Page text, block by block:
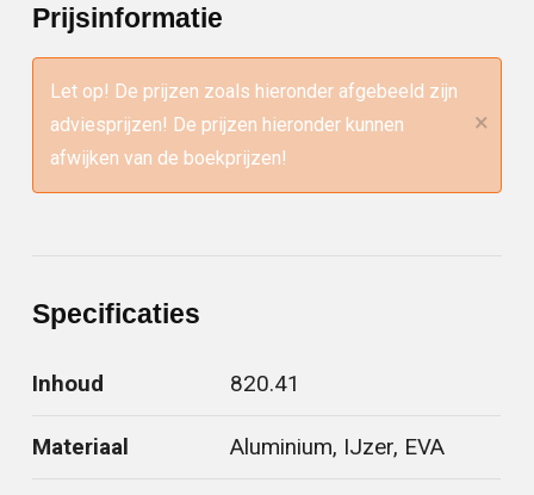
Prijsinformatie
Let op! De prijzen zoals hieronder afgebeeld zijn
adviesprijzen! De prijzen hieronder kunnen
afwijken van de boekprijzen!
×
Specificaties
Inhoud 820.41
Materiaal Aluminium, IJzer, EVA